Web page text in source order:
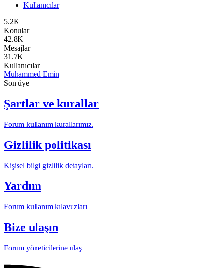
Kullanıcılar
5.2K
Konular
42.8K
Mesajlar
31.7K
Kullanıcılar
Muhammed Emin
Son üye
Şartlar ve kurallar
Forum kullanım kurallarımız.
Gizlilik politikası
Kişisel bilgi gizlilik detayları.
Yardım
Forum kullanım kılavuzları
Bize ulaşın
Forum yöneticilerine ulaş.